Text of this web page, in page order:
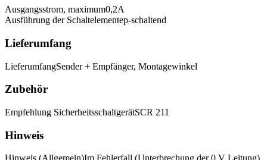
Ausgangsstrom, maximum0,2A
Ausführung der Schaltelementep-schaltend
Lieferumfang
LieferumfangSender + Empfänger, Montagewinkel
Zubehör
Empfehlung SicherheitsschaltgerätSCR 211
Hinweis